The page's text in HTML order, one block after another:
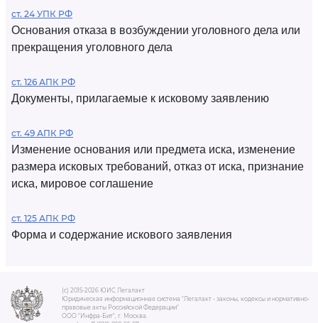
ст. 24 УПК РФ
Основания отказа в возбуждении уголовного дела или
прекращения уголовного дела
ст. 126 АПК РФ
Документы, прилагаемые к исковому заявлению
ст. 49 АПК РФ
Изменение основания или предмета иска, изменение
размера исковых требований, отказ от иска, признание
иска, мировое соглашение
ст. 125 АПК РФ
Форма и содержание искового заявления
(c) 2015-2026 ЮИС Легалакт
Юридическая информационная система "Легалакт - законы, кодексы и нормативно-
правовые акты Российской Федерации"
ООО "Инфра-Бит", г. Москва.